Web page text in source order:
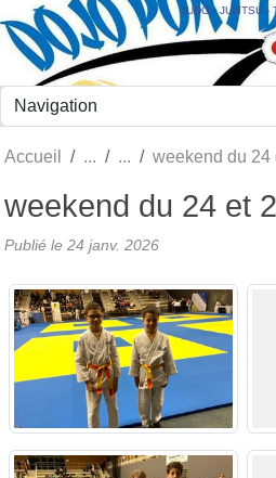
JUDO - JUJITSU -
Accueil weekend du 24
weekend du 24 et
Publié le 24 janv. 2026
Panneau de gestion des cookies